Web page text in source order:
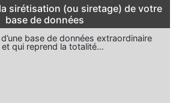
sirétisation (ou siretage) de votre
base de données
base de données extraordinaire
et qui reprend la totalité…